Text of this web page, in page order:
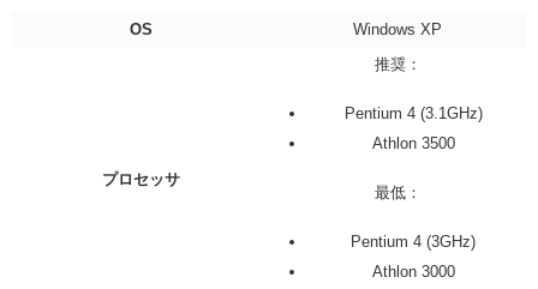
OS Windows XP
プロセッサ
推奨：
Pentium 4 (3.1GHz)
Athlon 3500
最低：
Pentium 4 (3GHz)
Athlon 3000